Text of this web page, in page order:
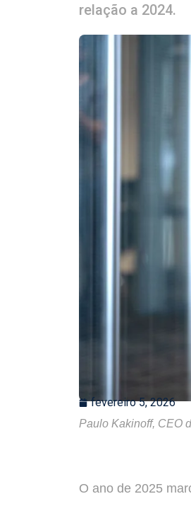
relação a 2024.
fevereiro 5, 2026
Paulo Kakinoff, CEO
O ano de 2025